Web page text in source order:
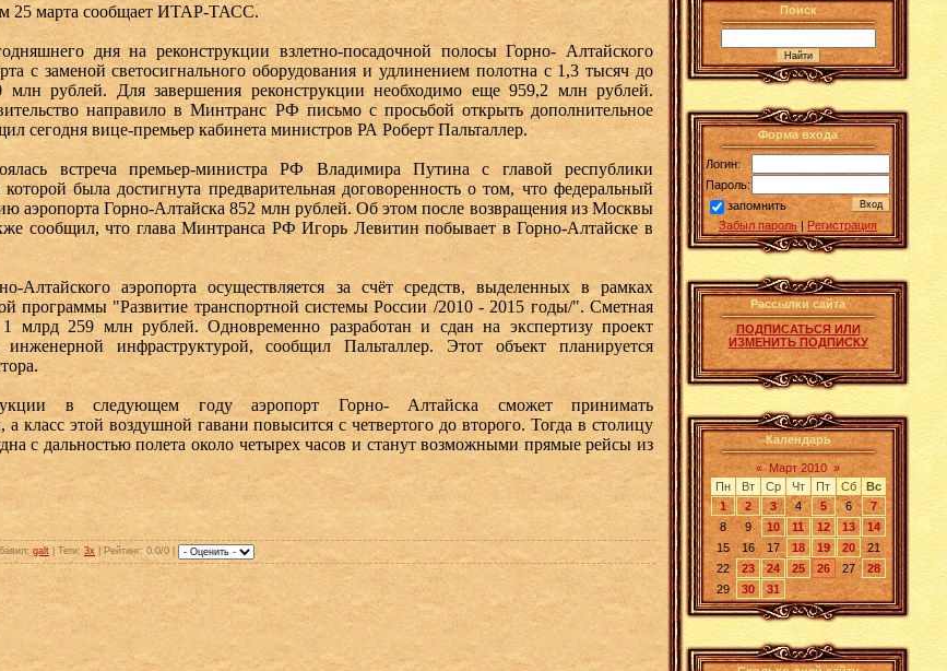
25 марта сообщает ИТАР-ТАСС.
дня на реконструкции взлетно-посадочной полосы Горно- Алтайского
с заменой светосигнального оборудования и удлинением полотна с 1,3 тысяч до
млн рублей. Для завершения реконструкции необходимо еще 959,2 млн рублей.
направило в Минтранс РФ письмо с просьбой открыть дополнительное
сегодня вице-премьер кабинета министров РА Роберт Пальталлер.
встреча премьер-министра РФ Владимира Путина с главой республики
была достигнута предварительная договоренность о том, что федеральный
аэропорта Горно-Алтайска 852 млн рублей. Об этом после возвращения из Москвы
сообщил, что глава Минтранса РФ Игорь Левитин побывает в Горно-Алтайске в
Алтайского аэропорта осуществляется за счёт средств, выделенных в рамках
программы "Развитие транспортной системы России /2010 - 2015 годы/". Сметная
1 млрд 259 млн рублей. Одновременно разработан и сдан на экспертизу проект
инженерной инфраструктурой, сообщил Пальталлер. Этот объект планируется
в следующем году аэропорт Горно- Алтайска сможет принимать
а класс этой воздушной гавани повысится с четвертого до второго. Тогда в столицу
с дальностью полета около четырех часов и станут возможными прямые рейсы из
: galt Теги: 3x Рейтинг: 0.0/0 |
Поиск
Форма входа
Логин:
Пароль:
запомнить
Забыл пароль | Регистрация
Рассылки сайта
ПОДПИСАТЬСЯ ИЛИ
ИЗМЕНИТЬ ПОДПИСКУ
Календарь
« Март 2010 »
Пн
Вт Ср Чт Пт Сб
Вс
1
2 3 4 5 6
7
8
9 10 11 12 13
14
15
16 17 18 19 20
21
22
23 24 25 26 27
28
29
30 31